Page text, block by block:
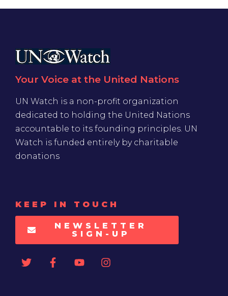
Your Voice at the United Nations
UN Watch is a non-profit organization
dedicated to holding the United Nations
accountable to its founding principles. UN
Watch is funded entirely by charitable
donations
KEEP IN TOUCH
NEWSLETTER
SIGN-UP